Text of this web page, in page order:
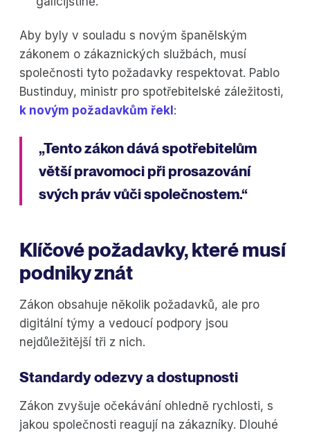
Aby byly v souladu s novým španělským
zákonem o zákaznických službách, musí
společnosti tyto požadavky respektovat. Pablo
Bustinduy, ministr pro spotřebitelské záležitosti,
k novým požadavkům řekl:
„Tento zákon dává spotřebitelům
větší pravomoci při prosazování
svých práv vůči společnostem.“
Klíčové požadavky, které musí
podniky znát
Zákon obsahuje několik požadavků, ale pro
digitální týmy a vedoucí podpory jsou
nejdůležitější tři z nich.
Standardy odezvy a dostupnosti
Zákon zvyšuje očekávání ohledně rychlosti, s
jakou společnosti reagují na zákazníky. Dlouhé